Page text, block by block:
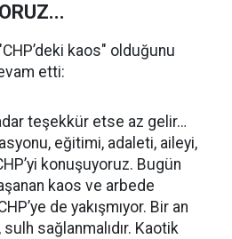
kaos" olduğunu
etti:
teşekkür etse az gelir…
eğitimi, adaleti, aileyi,
konuşuyoruz. Bugün
kaos ve arbede
de yakışmıyor. Bir an
sağlanmalıdır. Kaotik